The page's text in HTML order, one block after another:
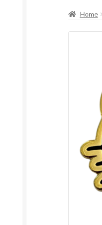
Home